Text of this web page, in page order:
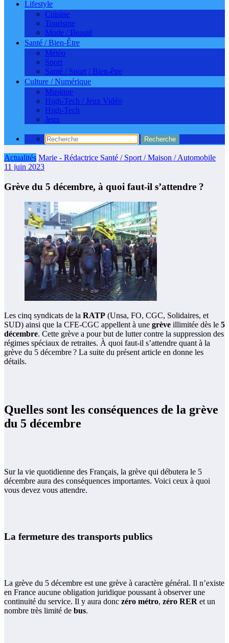
Lifestyle
Cuisine
Tourisme
Mode / Beauté
Santé / Bien-Être
Météo
Sport
Santé / Sport / Bien-être
Culture / Numérique
Musique
High-Tech / Jeux Vidéo
High-Tech
Jeux
Actualités Marie - Rédactrice Santé / Sport / Maison / Automobile
11 juin 2023
Grève du 5 décembre, à quoi faut-il s’attendre ?
Les cinq syndicats de la RATP (Unsa, FO, CGC, Solidaires, et
SUD) ainsi que la CFE-CGC appellent à une grève illimitée dès le 5
décembre. Cette grève a pour but de lutter contre la suppression des
régimes spéciaux de retraites. À quoi faut-il s’attendre quant à la
grève du 5 décembre ? La suite du présent article en donne les
détails.
Quelles sont les conséquences de la grève
du 5 décembre
Sur la vie quotidienne des Français, la grève qui débutera le 5
décembre aura des conséquences importantes. Voici ceux à quoi
vous devez vous attendre.
La fermeture des transports publics
La grève du 5 décembre est une grève à caractère général. Il n’existe
en France aucune obligation juridique poussant à observer une
continuité du service. Il y aura donc zéro métro, zéro RER et un
nombre très limité de bus.